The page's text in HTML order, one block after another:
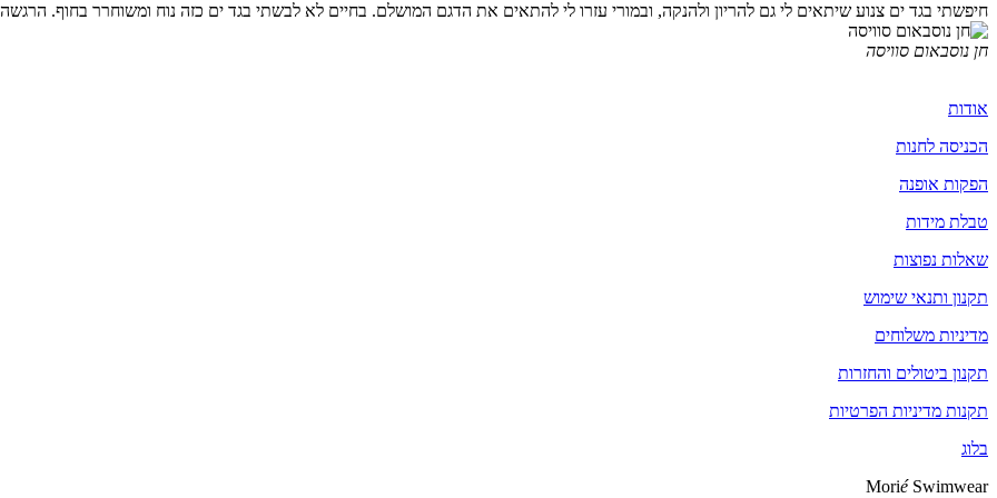
חיפשתי בגד ים צנוע שיתאים לי גם להריון ולהנקה, ובמורי עזרו לי להתאים את הדגם המושלם. בחיים לא לבשתי בגד ים כזה נוח ומשוחרר בחוף.
חן נוסבאום סוויסה
אודות
הכניסה לחנות
הפקות אופנה
טבלת מידות
שאלות נפוצות
תקנון ותנאי שימוש
מדיניות משלוחים
תקנון ביטולים והחזרות
תקנות מדיניות הפרטיות
בלוג
MoriéSwimwear